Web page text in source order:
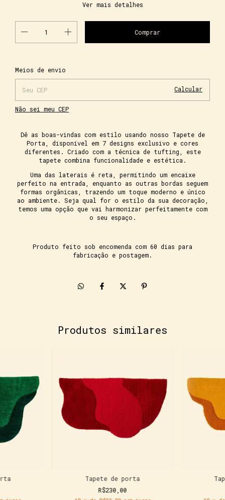
Ver mais detalhes
Entregas para o CEP:
Meios de envio
Calcular
Não sei meu CEP
Dê as boas-vindas com estilo usando nosso Tapete de
Porta, disponível em 7 designs exclusivo e cores
diferentes. Criado com a técnica de tufting, este
tapete combina funcionalidade e estética.
Uma das laterais é reta, permitindo um encaixe
perfeito na entrada, enquanto as outras bordas seguem
formas orgânicas, trazendo um toque moderno e único
ao ambiente. Seja qual for o estilo da sua decoração,
temos uma opção que vai harmonizar perfeitamente com
o seu espaço.
Produto feito sob encomenda com 60 dias para
fabricação e postagem.
Produtos similares
Tapete de porta
R$230,00